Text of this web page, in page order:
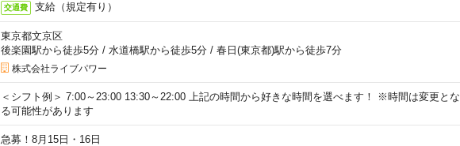
交通費 支給（規定有り）
東京都文京区
後楽園駅から徒歩5分/ 水道橋駅から徒歩5分/ 春日(東京都)駅から徒歩7分
株式会社ライブパワー
＜シフト例＞ 7:00～23:00 13:30～22:00 上記の時間から好きな時間を選べます！ ※時間は変更とな
る可能性があります
急募！8月15日・16日